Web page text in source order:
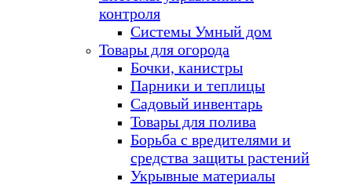
контроля
Системы Умный дом
Товары для огорода
Бочки, канистры
Парники и теплицы
Садовый инвентарь
Товары для полива
Борьба с вредителями и
средства защиты растений
Укрывные материалы